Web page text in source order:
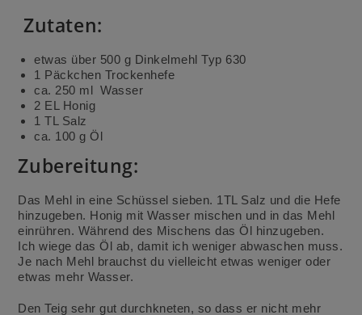
Zutaten:
etwas über 500 g Dinkelmehl Typ 630
1 Päckchen Trockenhefe
ca. 250 ml Wasser
2 EL Honig
1 TL Salz
ca. 100 g Öl
Zubereitung:
Das Mehl in eine Schüssel sieben. 1TL Salz und die Hefe
hinzugeben. Honig mit Wasser mischen und in das Mehl
einrühren. Während des Mischens das Öl hinzugeben.
Ich wiege das Öl ab, damit ich weniger abwaschen muss.
Je nach Mehl brauchst du vielleicht etwas weniger oder
etwas mehr Wasser.
Den Teig sehr gut durchkneten, so dass er nicht mehr